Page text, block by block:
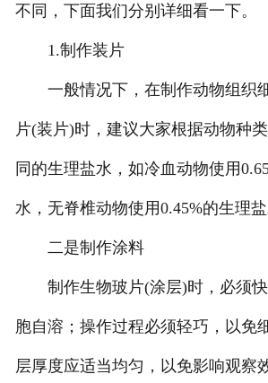
- 甘肃动
- 甘肃组
- 甘肃岩
甘肃植
甘肃实验
不同，下面我们分别详细看一下。
1.制作装片
一般情况下，在制作动物组织
片(装片)时，建议大家根据动物种
同的生理盐水，如冷血动物使用
水，无脊椎动物使用0.45%的生理盐
二是制作涂料
制作生物玻片(涂层)时，必须快
胞自溶；操作过程必须轻巧，以免
层厚度应适当均匀，以免影响观察